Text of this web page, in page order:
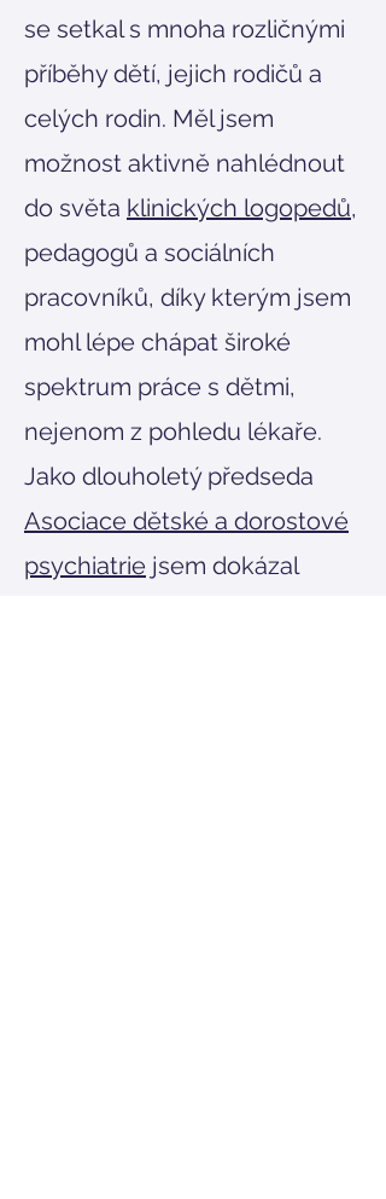
se setkal s mnoha rozličnými
příběhy dětí, jejich rodičů a
celých rodin. Měl jsem
možnost aktivně nahlédnout
do světa klinických logopedů,
pedagogů a sociálních
pracovníků, díky kterým jsem
mohl lépe chápat široké
spektrum práce s dětmi,
nejenom z pohledu lékaře.
Jako dlouholetý předseda
Asociace dětské a dorostové
psychiatrie jsem dokázal